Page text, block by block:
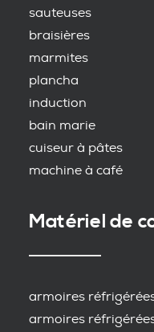
sauteuses
braisières
marmites
plancha
induction
bain marie
cuiseur à pâtes
machine à café
Matériel de
armoires
armoires